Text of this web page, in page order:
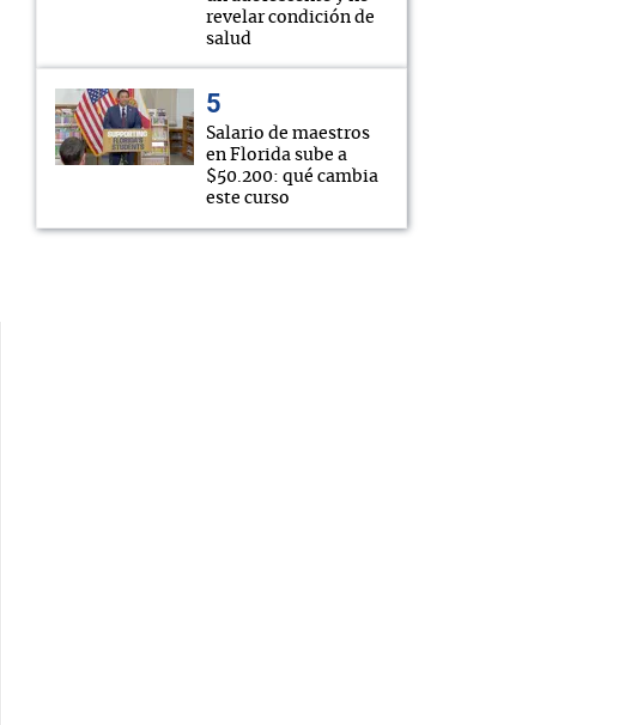
revelar condición de
salud
Salario de maestros
en Florida sube a
$50.200: qué cambia
este curso